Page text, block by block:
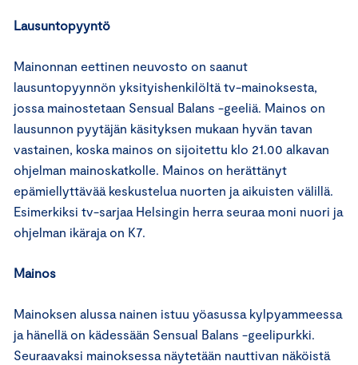
Lausuntopyyntö
Mainonnan eettinen neuvosto on saanut
lausuntopyynnön yksityishenkilöltä tv-mainoksesta,
jossa mainostetaan Sensual Balans -geeliä. Mainos on
lausunnon pyytäjän käsityksen mukaan hyvän tavan
vastainen, koska mainos on sijoitettu klo 21.00 alkavan
ohjelman mainoskatkolle. Mainos on herättänyt
epämiellyttävää keskustelua nuorten ja aikuisten välillä.
Esimerkiksi tv-sarjaa Helsingin herra seuraa moni nuori ja
ohjelman ikäraja on K7.
Mainos
Mainoksen alussa nainen istuu yöasussa kylpyammeessa
ja hänellä on kädessään Sensual Balans -geelipurkki.
Seuraavaksi mainoksessa näytetään nauttivan näköistä